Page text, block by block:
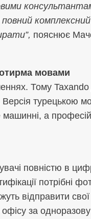
комплексний
пояснює
мовами
Тому
Версія турецькою
машинні, а
повністю в
потрібні
відправити
за